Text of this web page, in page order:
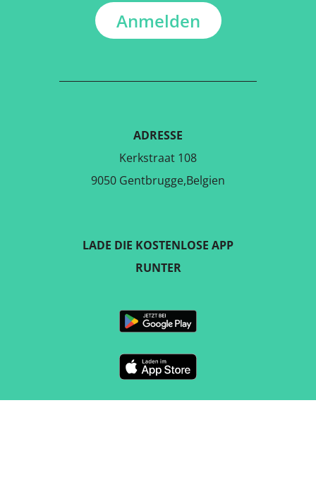
Anmelden
ADRESSE
Kerkstraat 108
9050 Gentbrugge,Belgien
LADE DIE KOSTENLOSE APP
RUNTER